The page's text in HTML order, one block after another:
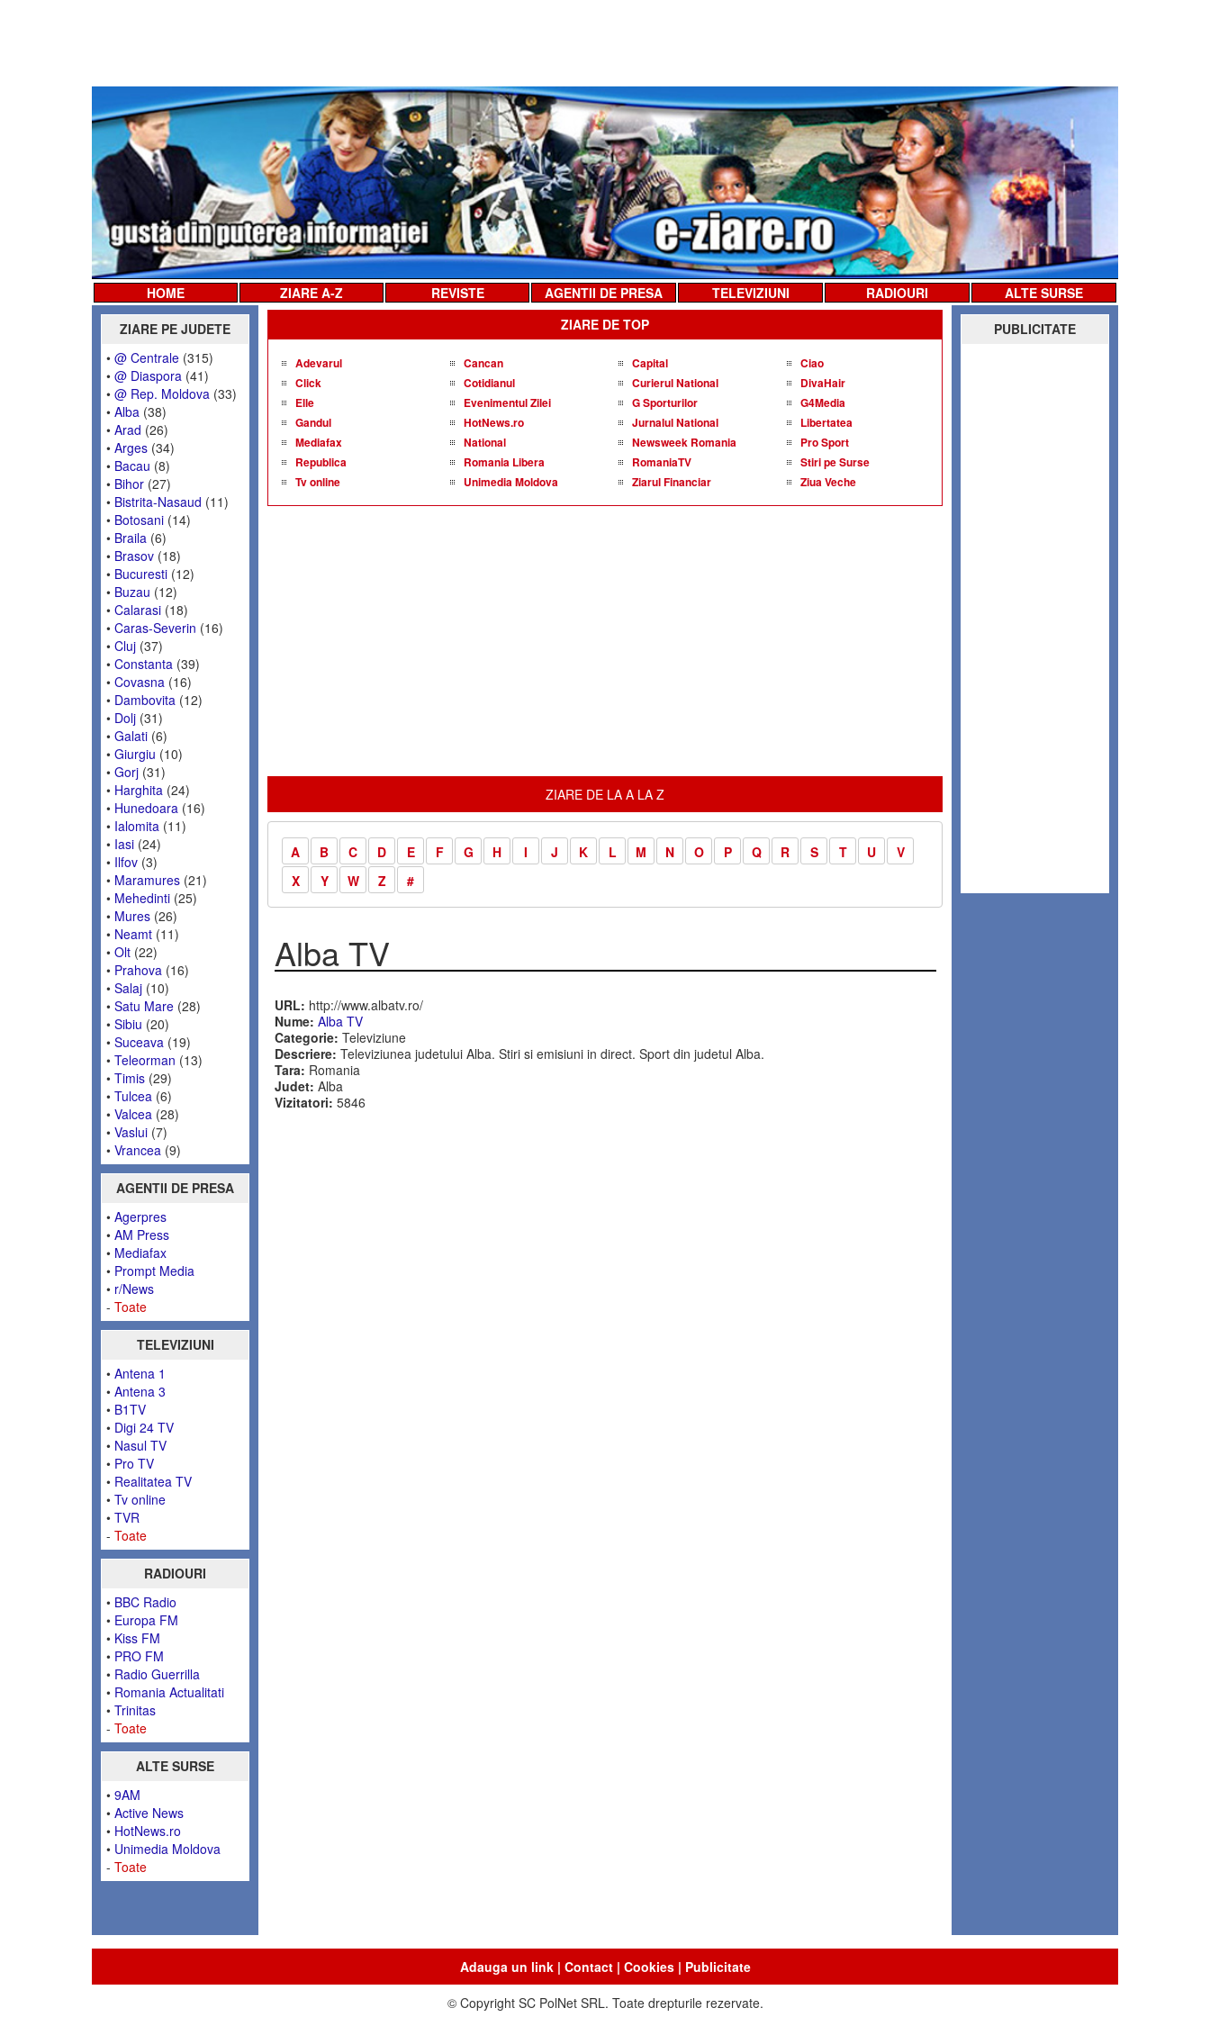
HOME ZIARE A-Z REVISTE AGENTII DE PRESA TELEVIZIUNI RADIOURI
ALTE SURSE
ZIARE PE JUDETE
• @ Centrale (315)
• @ Diaspora (41)
• @ Rep. Moldova (33)
• Alba (38)
• Arad (26)
• Arges (34)
• Bacau (8)
• Bihor (27)
• Bistrita-Nasaud (11)
• Botosani (14)
• Braila (6)
• Brasov (18)
• Bucuresti (12)
• Buzau (12)
• Calarasi (18)
• Caras-Severin (16)
• Cluj (37)
• Constanta (39)
• Covasna (16)
• Dambovita (12)
• Dolj (31)
• Galati (6)
• Giurgiu (10)
• Gorj (31)
• Harghita (24)
• Hunedoara (16)
• Ialomita (11)
• Iasi (24)
• Ilfov (3)
• Maramures (21)
• Mehedinti (25)
• Mures (26)
• Neamt (11)
• Olt (22)
• Prahova (16)
• Salaj (10)
• Satu Mare (28)
• Sibiu (20)
• Suceava (19)
• Teleorman (13)
• Timis (29)
• Tulcea (6)
• Valcea (28)
• Vaslui (7)
• Vrancea (9)
AGENTII DE PRESA
• Agerpres
• AM Press
• Mediafax
• Prompt Media
• r/News
- Toate
TELEVIZIUNI
• Antena 1
• Antena 3
• B1TV
• Digi 24 TV
• Nasul TV
• Pro TV
• Realitatea TV
• Tv online
• TVR
- Toate
RADIOURI
• BBC Radio
• Europa FM
• Kiss FM
• PRO FM
• Radio Guerrilla
• Romania Actualitati
• Trinitas
- Toate
ALTE SURSE
• 9AM
• Active News
• HotNews.ro
• Unimedia Moldova
- Toate
ZIARE DE TOP
Adevarul Cancan Capital
Ciao
Click
Cotidianul Curierul National
DivaHair
Elle
Evenimentul Zilei G Sporturilor
G4Media
Gandul
HotNews.ro Jurnalul National
Libertatea
Mediafax
National Newsweek Romania
Pro Sport
Republica
Romania Libera RomaniaTV
Stiri pe Surse
Tv online
Unimedia Moldova Ziarul Financiar Ziua Veche
ZIARE DE LA A LA Z
A B C D E F G H I J K L M N O P Q R S T U
V
X
Y W Z #
Alba TV
URL: http://www.albatv.ro/
Nume: Alba TV
Categorie: Televiziune
Descriere: Televiziunea judetului Alba. Stiri si emisiuni in direct. Sport din judetul Alba.
Tara: Romania
Judet: Alba
Vizitatori: 5846
PUBLICITATE
Adauga un link| Contact| Cookies| Publicitate
© Copyright SC PolNet SRL. Toate drepturile rezervate.